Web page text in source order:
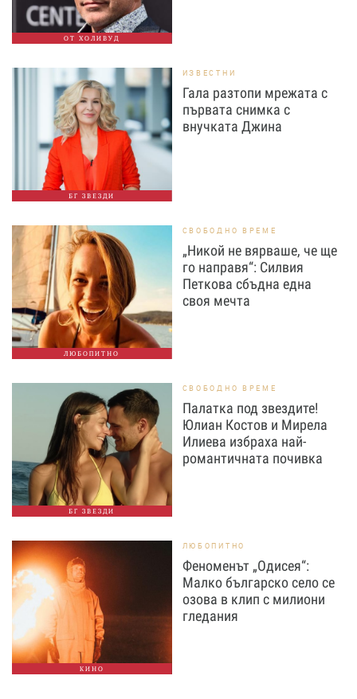
ОТ ХОЛИВУД
БГ ЗВЕЗДИ
ИЗВЕСТНИ
Гала разтопи мрежата с
първата снимка с
внучката Джина
ЛЮБОПИТНО
СВОБОДНО ВРЕМЕ
„Никой не вярваше, че ще
го направя“: Силвия
Петкова сбъдна една
своя мечта
БГ ЗВЕЗДИ
СВОБОДНО ВРЕМЕ
Палатка под звездите!
Юлиан Костов и Мирела
Илиева избраха най-
романтичната почивка
КИНО
ЛЮБОПИТНО
Феноменът „Одисея“:
Малко българско село се
озова в клип с милиони
гледания